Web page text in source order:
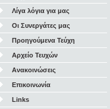
Λίγα λόγια για μας
Οι Συνεργάτες μας
Προηγούμενα Τεύχη
Αρχείο Τευχών
Ανακοινώσεις
Επικοινωνία
Links